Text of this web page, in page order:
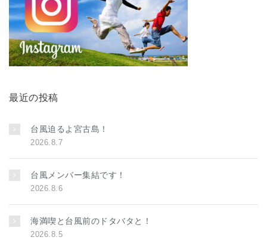
最近の投稿
台風迫るよ宮古島！
2026.8.7
台風メンバー集結です！
2026.8.6
海満喫と台風前のドタバタと！
2026.8.5